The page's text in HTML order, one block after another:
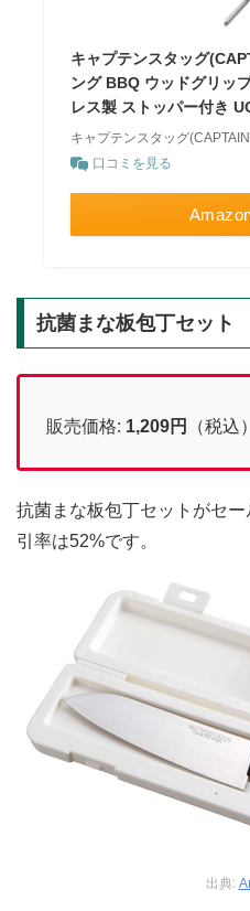
キャプテンスタッグ
ング BBQ ウッドグリッ
レス製 ストッパー付き
キャプテンスタッグ
口コミを見る
抗菌まな板包丁セット
販売価格: 1,209円 （税込
抗菌まな板包丁セットがセ
引率は52%です。
出典: